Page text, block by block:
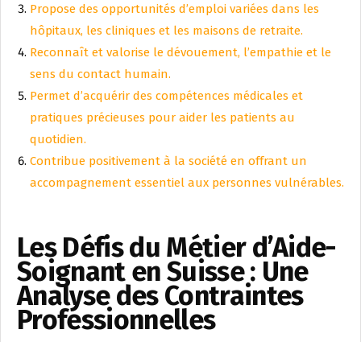
Propose des opportunités d’emploi variées dans les
hôpitaux, les cliniques et les maisons de retraite.
Reconnaît et valorise le dévouement, l’empathie et le
sens du contact humain.
Permet d’acquérir des compétences médicales et
pratiques précieuses pour aider les patients au
quotidien.
Contribue positivement à la société en offrant un
accompagnement essentiel aux personnes vulnérables.
Les Défis du Métier d’Aide-
Soignant en Suisse : Une
Analyse des Contraintes
Professionnelles